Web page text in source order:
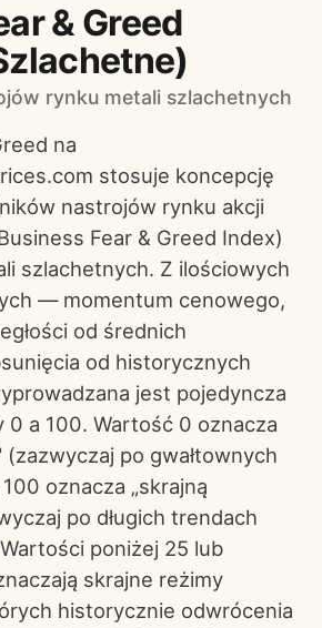
& Greed
rynku metali szlachetnych
na
stosuje koncepcję
nastrojów rynku akcji
Fear & Greed Index)
szlachetnych. Z ilościowych
— momentum cenowego,
od średnich
od historycznych
jest pojedyncza
a 100. Wartość 0 oznacza
(zazwyczaj po gwałtownych
oznacza „skrajną
po długich trendach
poniżej 25 lub
skrajne reżimy
historycznie odwrócenia